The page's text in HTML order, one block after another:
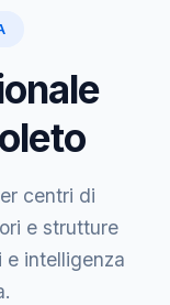
centri di
e strutture
e intelligenza